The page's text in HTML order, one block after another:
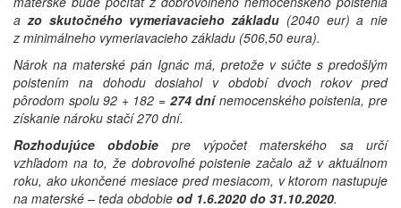
azo skutočného vymeriavacieho základu (2040 eur) a nie
z minimálneho vymeriavacieho základu (506,50 eura).
Nárok na materské pán Ignác má, pretože v súčte s predošlým
poistením na dohodu dosiahol v období dvoch rokov pred
pôrodom spolu 92 + 182 = 274 dnínemocenského poistenia, pre
získanie nároku stačí 270 dní.
Rozhodujúce obdobie pre výpočet materského sa určí
vzhľadom na to, že dobrovoľné poistenie začalo až v aktuálnom
roku, ako ukončené mesiace pred mesiacom, v ktorom nastupuje
na materské – teda obdobie od 1.6.2020 do 31.10.2020.